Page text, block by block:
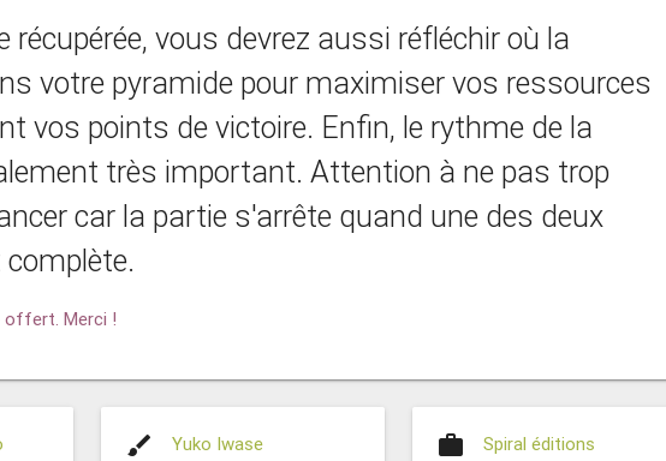
récupérée, vous devrez aussi réfléchir où la
votre pyramide pour maximiser vos ressources
vos points de victoire. Enfin, le rythme de la
très important. Attention à ne pas trop
car la partie s'arrête quand une des deux
offert. Merci !
brush Yuko Iwase work Spiral éditions